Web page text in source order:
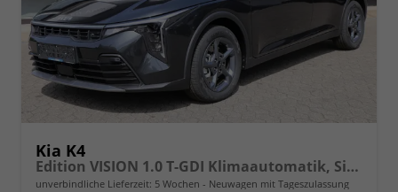
Kia K4
Edition VISION 1.0 T-GDI Klimaautomatik, Sitzheizung, Navigation, Apple Carplay, Android Auto
unverbindliche Lieferzeit: 5 Wochen Neuwagen mit Tageszulassung